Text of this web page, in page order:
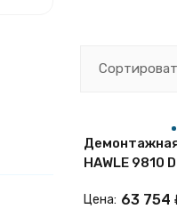
Фланцы
Диапазон
HAWLE 9810
Цена: 63 754